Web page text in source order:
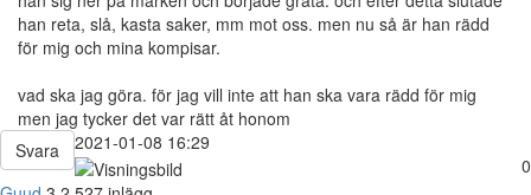
han reta, slå, kasta saker, mm mot oss. men nu så är han rädd
för mig och mina kompisar.
vad ska jag göra. för jag vill inte att han ska vara rädd för mig
men jag tycker det var rätt åt honom
Svara
2021-01-08 16:29
0